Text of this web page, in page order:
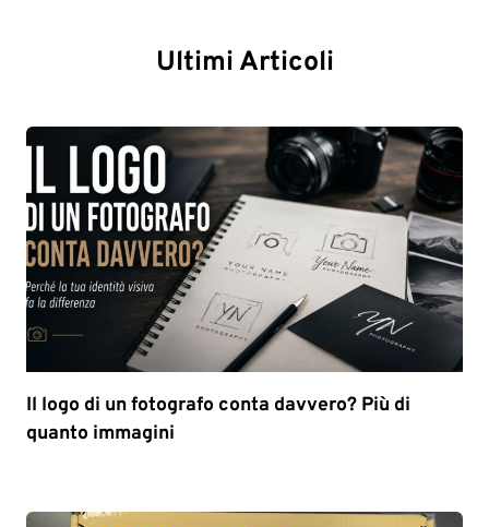
Ultimi Articoli
Il logo di un fotografo conta davvero? Più di
quanto immagini